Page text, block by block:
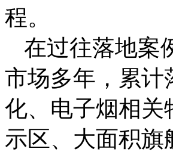
程。
在过往落地案
市场多年，累计
化、电子烟相关
示区、大面积旗